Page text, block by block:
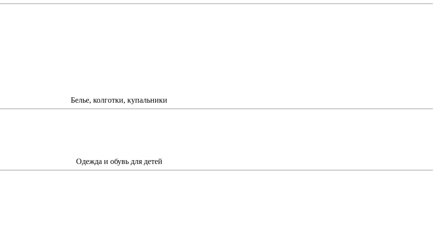
Белье, колготки, купальники
Одежда и обувь для детей